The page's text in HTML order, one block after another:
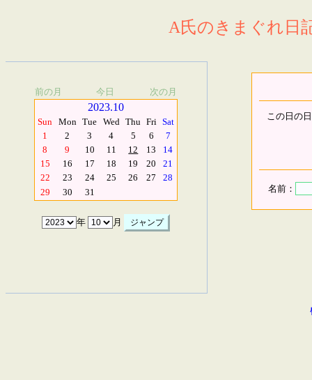
A氏のきまぐれ日
前の月 今日 次の月
2023.10
Sun Mon Tue Wed Thu Fri Sat
1
2 3 4 5 6
7
8
9 10 11 12 13
14
15
16 17 18 19 20
21
22
23 24 25 26 27
28
29
30 31
年 月
この日の
名前：